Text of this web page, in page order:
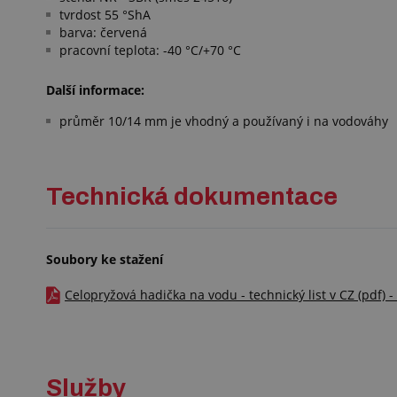
tvrdost 55 °ShA
barva: červená
pracovní teplota: -40 °C/+70 °C
Další informace:
průměr 10/14 mm je vhodný a používaný i na vodováhy
Technická dokumentace
Soubory ke stažení
Celopryžová hadička na vodu - technický list v CZ (pdf) -
Služby